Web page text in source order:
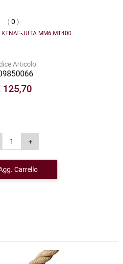
(0 )
KENAF-JUTA MM6 MT400
Articolo
125,70
Carrello